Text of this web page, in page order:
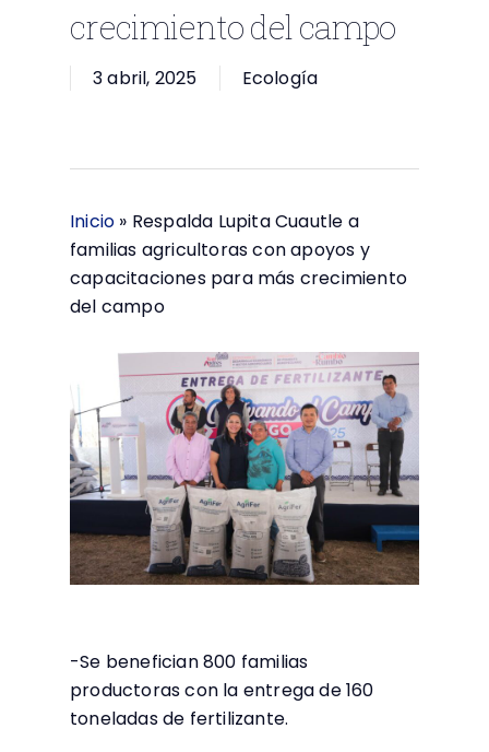
crecimiento del campo
3 abril, 2025 Ecología
Inicio » Respalda Lupita Cuautle a
familias agricultoras con apoyos y
capacitaciones para más crecimiento
del campo
-Se benefician 800 familias
productoras con la entrega de 160
toneladas de fertilizante.